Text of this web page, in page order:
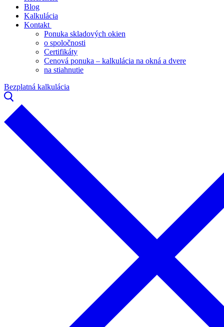
Blog
Kalkulácia
Kontakt
Ponuka skladových okien
o spoločnosti
Certifikáty
Cenová ponuka – kalkulácia na okná a dvere
na stiahnutie
Bezplatná kalkulácia